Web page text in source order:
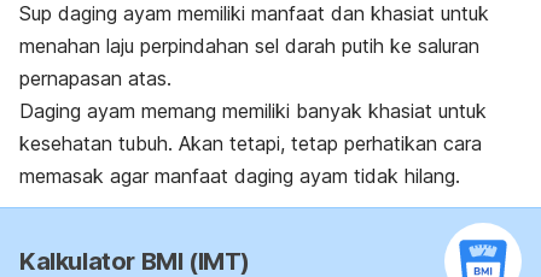
Sup daging ayam memiliki manfaat dan khasiat untuk
menahan laju perpindahan sel darah putih ke saluran
pernapasan atas.
Daging ayam memang memiliki banyak khasiat untuk
kesehatan tubuh. Akan tetapi, tetap perhatikan cara
memasak agar manfaat daging ayam tidak hilang.
Kalkulator BMI (IMT)